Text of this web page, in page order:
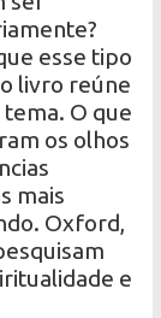
esse tipo
livro reúne
tema. O que
os olhos
mais
Oxford,
e